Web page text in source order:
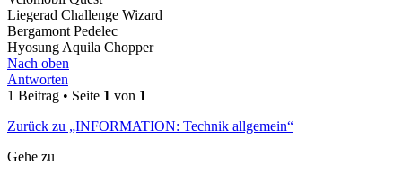
Liegerad Challenge Wizard
Bergamont Pedelec
Hyosung Aquila Chopper
Nach oben
Antworten
1 Beitrag • Seite 1 von 1
Zurück zu „INFORMATION: Technik allgemein“
Gehe zu